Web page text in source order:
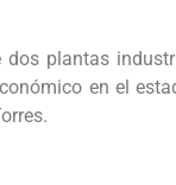
plantas
en el